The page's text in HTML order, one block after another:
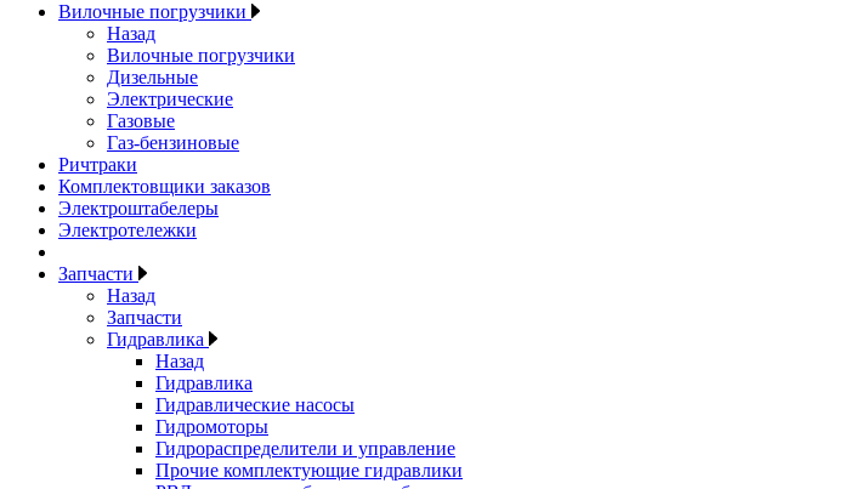
Вилочные погрузчики
Назад
Вилочные погрузчики
Дизельные
Электрические
Газовые
Газ-бензиновые
Ричтраки
Комплектовщики заказов
Электроштабелеры
Электротележки
Запчасти
Назад
Запчасти
Гидравлика
Назад
Гидравлика
Гидравлические насосы
Гидромоторы
Гидрораспределители и управление
Прочие комплектующие гидравлики